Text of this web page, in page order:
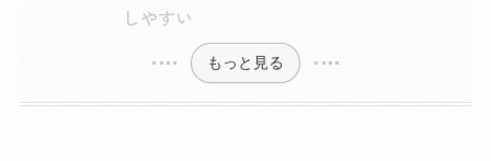
しやすい
もっと見る